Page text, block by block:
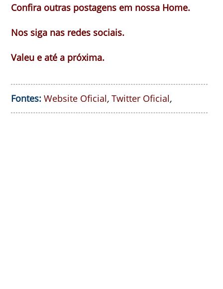
Confira outras postagens em nossa Home.
Nos siga nas redes sociais.
Valeu e até a próxima.
Fontes: Website Oficial, Twitter Oficial,